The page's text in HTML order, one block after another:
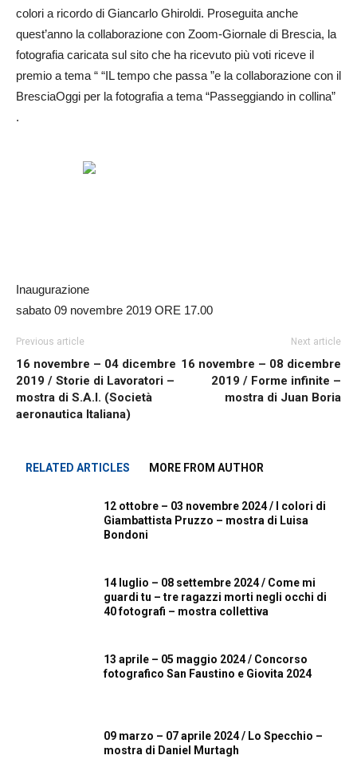
colori a ricordo di Giancarlo Ghiroldi. Proseguita anche
quest’anno la collaborazione con Zoom-Giornale di Brescia, la
fotografia caricata sul sito che ha ricevuto più voti riceve il
premio a tema “ “IL tempo che passa ”e la collaborazione con il
BresciaOggi per la fotografia a tema “Passeggiando in collina”
.
Inaugurazione
sabato 09 novembre 2019 ORE 17.00
Previous article
16 novembre – 04 dicembre
2019 / Storie di Lavoratori –
mostra di S.A.I. (Società
aeronautica Italiana)
Next article
16 novembre – 08 dicembre
2019 / Forme infinite –
mostra di Juan Boria
RELATED ARTICLES MORE FROM AUTHOR
12 ottobre – 03 novembre 2024 / I colori di
Giambattista Pruzzo – mostra di Luisa
Bondoni
14 luglio – 08 settembre 2024 / Come mi
guardi tu – tre ragazzi morti negli occhi di
40 fotografi – mostra collettiva
13 aprile – 05 maggio 2024 / Concorso
fotografico San Faustino e Giovita 2024
09 marzo – 07 aprile 2024 / Lo Specchio –
mostra di Daniel Murtagh